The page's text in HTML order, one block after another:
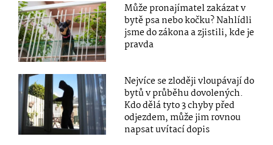
Může pronajímatel zakázat v
bytě psa nebo kočku? Nahlídli
jsme do zákona a zjistili, kde je
pravda
Nejvíce se zloději vloupávají do
bytů v průběhu dovolených.
Kdo dělá tyto 3 chyby před
odjezdem, může jim rovnou
napsat uvítací dopis